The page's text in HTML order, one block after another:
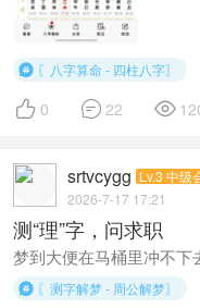
 〖八字算命 - 四柱八字〗
 0  22 
srtvcygg Lv.3 中级
2026-7-17 17:21
测“理”字，问求职
梦到大便在马桶里冲不
 〖测字解梦 - 周公解梦〗